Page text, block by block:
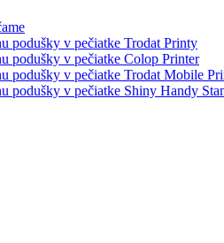
podušky v pečiatke Trodat Printy
podušky v pečiatke Colop Printer
podušky v pečiatke Trodat Mobile
podušky v pečiatke Shiny Handy